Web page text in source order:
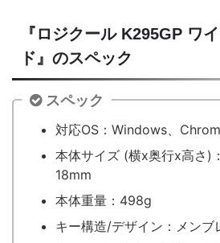
『ロジクール K295GP ワ
ド』のスペック
スペック
対応OS：Windows、
本体サイズ (横x奥行x高さ)
18mm
本体重量：498g
キー構造/デザイン：メンブ